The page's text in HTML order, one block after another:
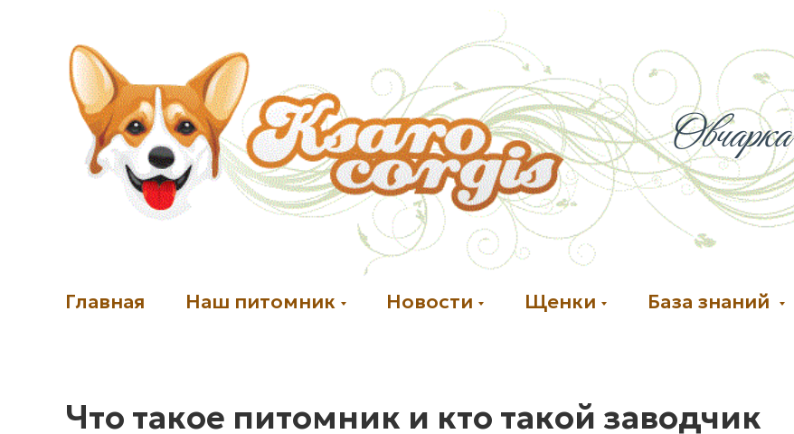
Овчарка
Главная Наш питомник Новости Щенки База знаний
Что такое питомник и кто такой заводчик